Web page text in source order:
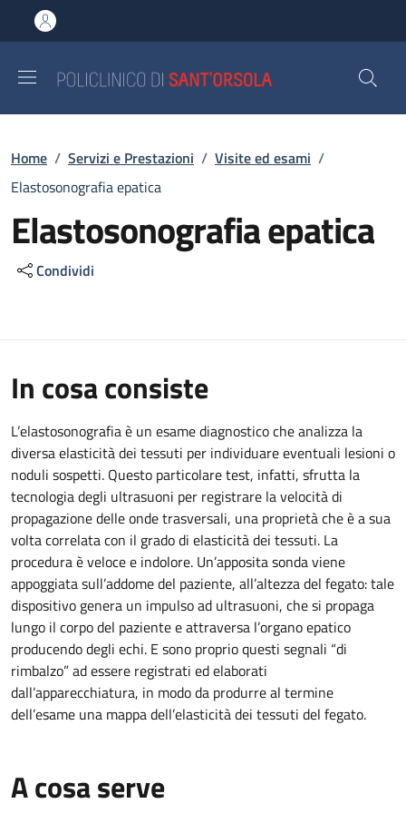
al contenuto principale
to footer content
Briciole di pane
Home / Servizi e Prestazioni / Visite ed esami /
Elastosonografia epatica
Elastosonografia epatica
Condividi
In cosa consiste
L’elastosonografia è un esame diagnostico che analizza la
diversa elasticità dei tessuti per individuare eventuali lesioni o
noduli sospetti. Questo particolare test, infatti, sfrutta la
tecnologia degli ultrasuoni per registrare la velocità di
propagazione delle onde trasversali, una proprietà che è a sua
volta correlata con il grado di elasticità dei tessuti. La
procedura è veloce e indolore. Un’apposita sonda viene
appoggiata sull’addome del paziente, all’altezza del fegato: tale
dispositivo genera un impulso ad ultrasuoni, che si propaga
lungo il corpo del paziente e attraversa l’organo epatico
producendo degli echi. E sono proprio questi segnali “di
rimbalzo” ad essere registrati ed elaborati
dall’apparecchiatura, in modo da produrre al termine
dell’esame una mappa dell’elasticità dei tessuti del fegato.
A cosa serve